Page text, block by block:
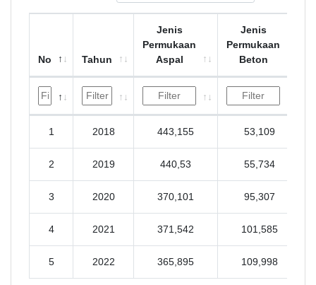
No Tahun
Jenis
Permukaan
Aspal
Jenis
Permukaan
Beton
1 2018 443,155 53,109
2 2019 440,53 55,734
3 2020 370,101 95,307
4 2021 371,542 101,585
5 2022 365,895 109,998